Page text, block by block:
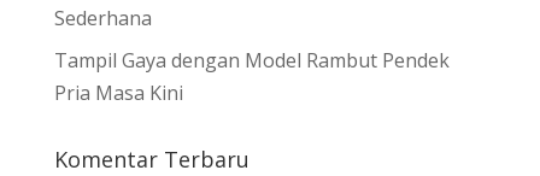
Sederhana
Tampil Gaya dengan Model Rambut Pendek
Pria Masa Kini
Komentar Terbaru